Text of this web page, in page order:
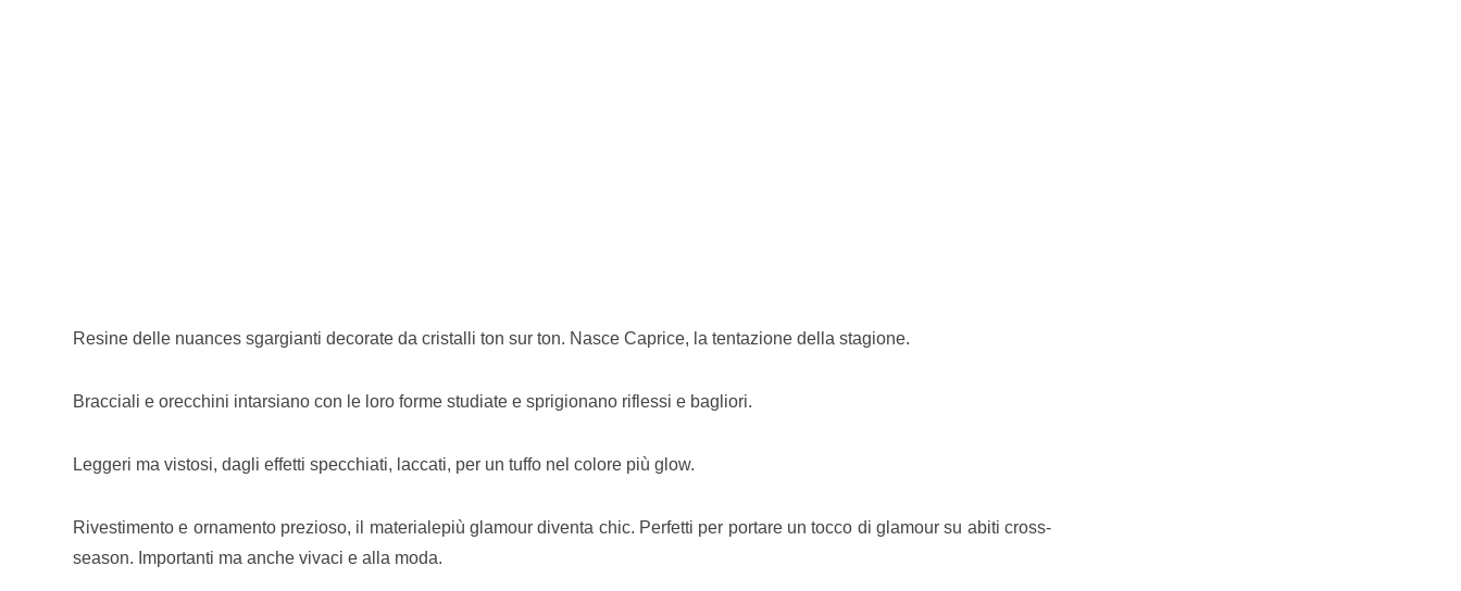
Resine delle nuances sgargianti decorate da cristalli ton sur ton. Nasce Caprice, la tentazione della stagione.
Bracciali e orecchini intarsiano con le loro forme studiate e sprigionano riflessi e bagliori.
Leggeri ma vistosi, dagli effetti specchiati, laccati, per un tuffo nel colore più glow.
Rivestimento e ornamento prezioso, il materialepiù glamour diventa chic. Perfetti per portare un tocco di glamour su abiti cross-
season. Importanti ma anche vivaci e alla moda.